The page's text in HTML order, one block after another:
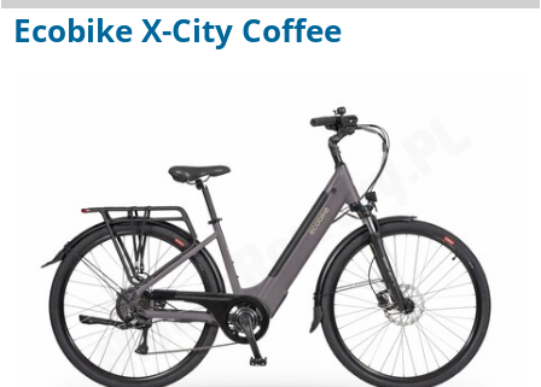
Ecobike X-City Coffee